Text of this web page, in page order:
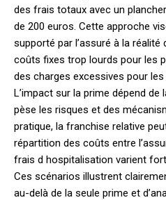
des frais totaux avec un
de 200 euros. Cette approche
supporté par l’assuré à la
coûts fixes trop lourds pour les
des charges excessives pour
L’impact sur la prime dépend
pèse les risques et des
pratique, la franchise relative
répartition des coûts entre
frais d hospitalisation varient
Ces scénarios illustrent
au-delà de la seule prime et